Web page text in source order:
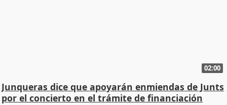
02:00
Junqueras dice que apoyarán enmiendas de Junts
por el concierto en el trámite de financiación